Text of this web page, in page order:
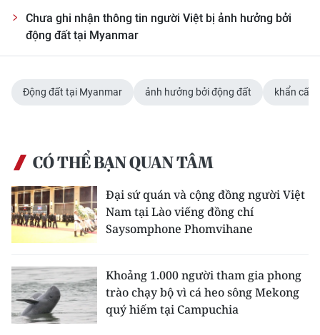
ENGLISH
中文
FRANÇAIS
ESPAÑOL
한국어
Chưa ghi nhận thông tin người Việt bị ảnh hưởng bởi
động đất tại Myanmar
Động đất tại Myanmar ảnh hưởng bởi động đất khẩn cấp
CÓ THỂ BẠN QUAN TÂM
Đại sứ quán và cộng đồng người Việt
Nam tại Lào viếng đồng chí
Saysomphone Phomvihane
Khoảng 1.000 người tham gia phong
trào chạy bộ vì cá heo sông Mekong
quý hiếm tại Campuchia